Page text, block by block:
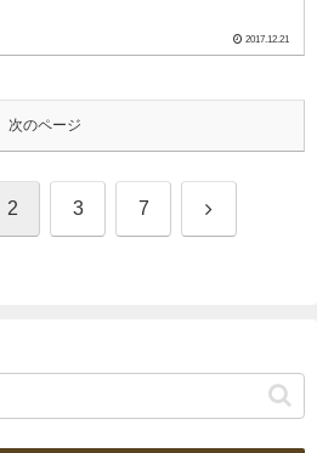
が販売されましたが、発売から年月も経つ
2017.12.21
次のページ
2 3 7 次